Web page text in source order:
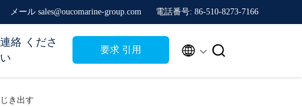
メール sales@oucomarine-group.com 電話番号: 86-510-8273-7166
連絡 くださ
い
要求 引用  
き出す